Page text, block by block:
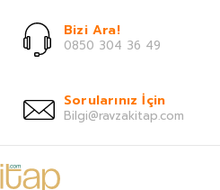
Bizi Ara!
0850 304 36 49
Sorularınız İçin
Bilgi@ravzakitap.com